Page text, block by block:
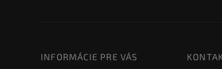
INFORMÁCIE PRE VÁS